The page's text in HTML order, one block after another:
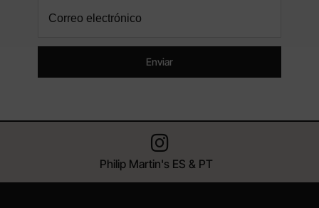
Enviar
Philip Martin's ES & PT